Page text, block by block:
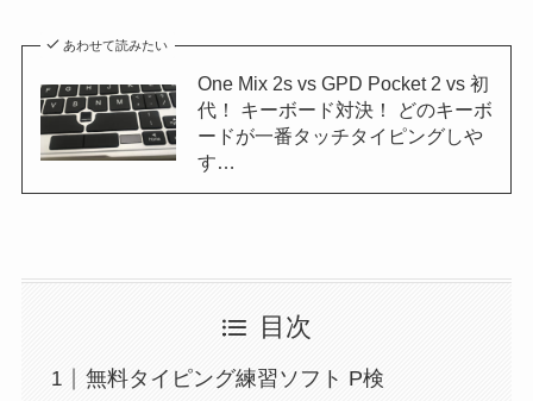
あわせて読みたい
One Mix 2s vs GPD Pocket 2 vs 初
代！ キーボード対決！ どのキーボ
ードが一番タッチタイピングしや
す…
目次
無料タイピング練習ソフト P検